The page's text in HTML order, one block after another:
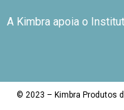
A Kimbra apoia o
© 2023 – Kimbra Produtos